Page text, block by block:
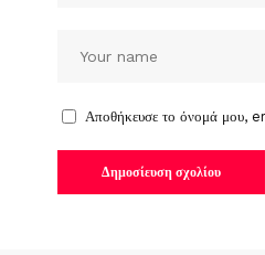
Αποθήκευσε το όνομά μου,